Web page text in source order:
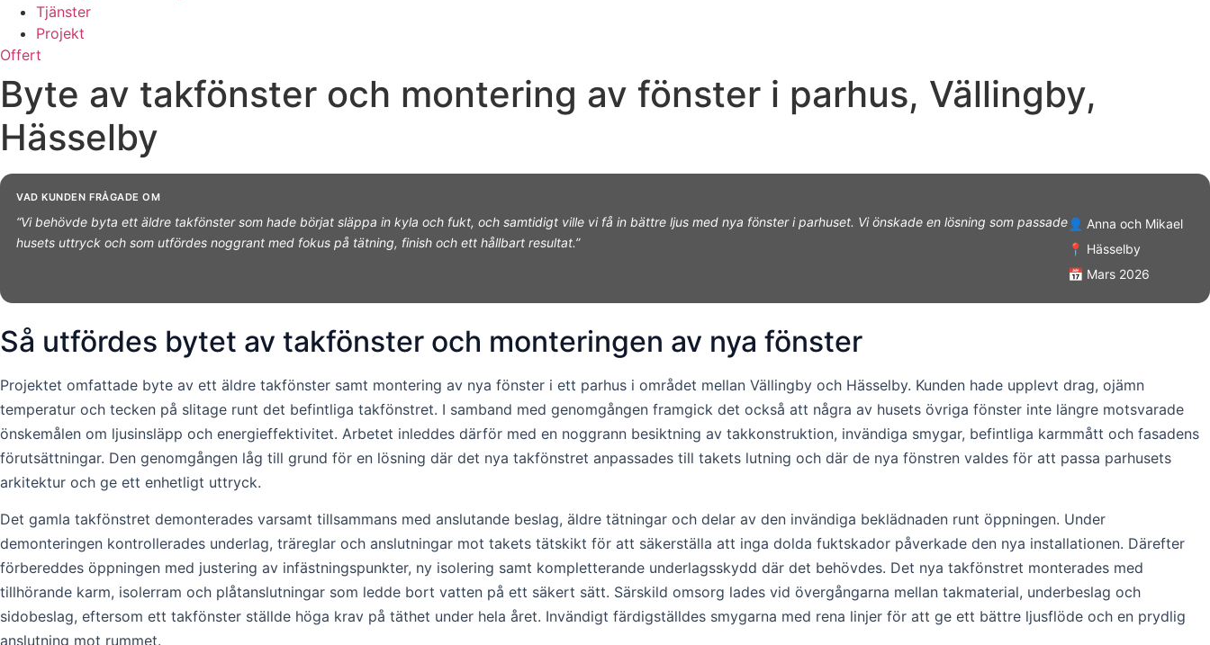
Tjänster
Projekt
Offert
Byte av takfönster och montering av fönster i parhus, Vällingby,
Hässelby
VAD KUNDEN FRÅGADE OM
“Vi behövde byta ett äldre takfönster som hade börjat släppa in kyla och fukt, och samtidigt ville vi få in bättre ljus med nya fönster i parhuset. Vi önskade en lösning som passade
husets uttryck och som utfördes noggrant med fokus på tätning, finish och ett hållbart resultat.”
👤 Anna och Mikael
📍 Hässelby
📅 Mars 2026
Så utfördes bytet av takfönster och monteringen av nya fönster
Projektet omfattade byte av ett äldre takfönster samt montering av nya fönster i ett parhus i området mellan Vällingby och Hässelby. Kunden hade upplevt drag, ojämn
temperatur och tecken på slitage runt det befintliga takfönstret. I samband med genomgången framgick det också att några av husets övriga fönster inte längre motsvarade
önskemålen om ljusinsläpp och energieffektivitet. Arbetet inleddes därför med en noggrann besiktning av takkonstruktion, invändiga smygar, befintliga karmmått och fasadens
förutsättningar. Den genomgången låg till grund för en lösning där det nya takfönstret anpassades till takets lutning och där de nya fönstren valdes för att passa parhusets
arkitektur och ge ett enhetligt uttryck.
Det gamla takfönstret demonterades varsamt tillsammans med anslutande beslag, äldre tätningar och delar av den invändiga beklädnaden runt öppningen. Under
demonteringen kontrollerades underlag, träreglar och anslutningar mot takets tätskikt för att säkerställa att inga dolda fuktskador påverkade den nya installationen. Därefter
förbereddes öppningen med justering av infästningspunkter, ny isolering samt kompletterande underlagsskydd där det behövdes. Det nya takfönstret monterades med
tillhörande karm, isolerram och plåtanslutningar som ledde bort vatten på ett säkert sätt. Särskild omsorg lades vid övergångarna mellan takmaterial, underbeslag och
sidobeslag, eftersom ett takfönster ställde höga krav på täthet under hela året. Invändigt färdigställdes smygarna med rena linjer för att ge ett bättre ljusflöde och en prydlig
anslutning mot rummet.